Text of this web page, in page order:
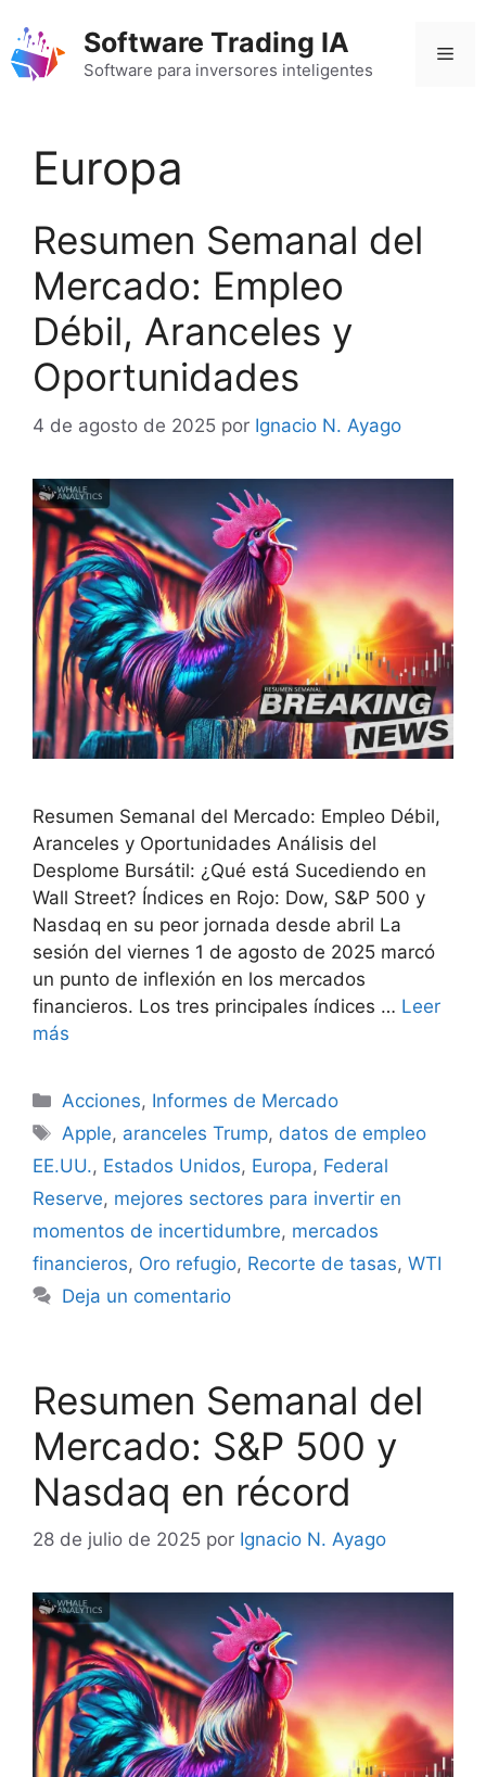
contenido
Software Trading IA
Software para inversores inteligentes
Europa
Resumen Semanal del
Mercado: Empleo
Débil, Aranceles y
Oportunidades
4 de agosto de 2025 por Ignacio N. Ayago
Resumen Semanal del Mercado: Empleo Débil,
Aranceles y Oportunidades Análisis del
Desplome Bursátil: ¿Qué está Sucediendo en
Wall Street? Índices en Rojo: Dow, S&P 500 y
Nasdaq en su peor jornada desde abril La
sesión del viernes 1 de agosto de 2025 marcó
un punto de inflexión en los mercados
financieros. Los tres principales índices … Leer
más
Categorías
Acciones, Informes de Mercado
Etiquetas
Apple, aranceles Trump, datos de empleo
EE.UU., Estados Unidos, Europa, Federal
Reserve, mejores sectores para invertir en
momentos de incertidumbre, mercados
financieros, Oro refugio, Recorte de tasas, WTI
Deja un comentario
Resumen Semanal del
Mercado: S&P 500 y
Nasdaq en récord
28 de julio de 2025 por Ignacio N. Ayago